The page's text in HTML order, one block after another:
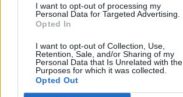
I want to opt-out of processing my
Personal Data for Targeted Advertising.
Opted In
I want to opt-out of Collection, Use,
Retention, Sale, and/or Sharing of my
Personal Data that Is Unrelated with the
Purposes for which it was collected.
Opted Out